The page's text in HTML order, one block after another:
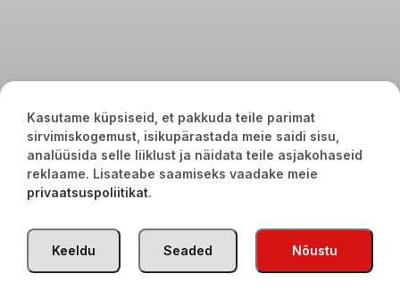
Kasutame küpsiseid, et pakkuda teile parimat
sirvimiskogemust, isikupärastada meie saidi sisu,
analüüsida selle liiklust ja näidata teile asjakohaseid
reklaame. Lisateabe saamiseks vaadake meie
privaatsuspoliitikat.
Nõustu
Seaded
Keeldu